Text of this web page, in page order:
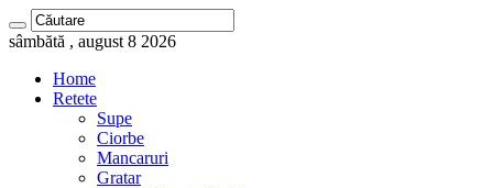
sâmbătă , august 8 2026
Home
Retete
Supe
Ciorbe
Mancaruri
Gratar